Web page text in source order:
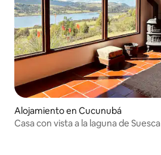
Alojamiento en Cucunubá
Casa con vista a la laguna de Suesca